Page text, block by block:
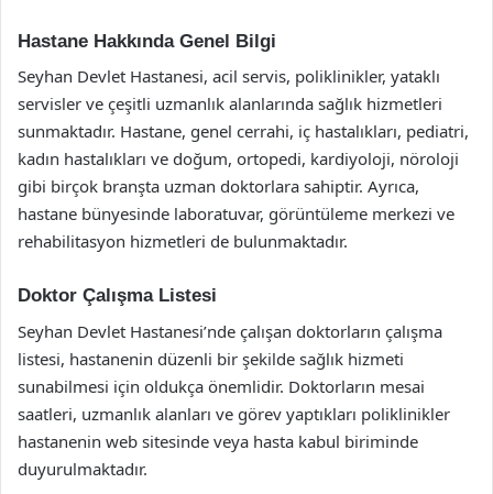
Hastane Hakkında Genel Bilgi
Seyhan Devlet Hastanesi, acil servis, poliklinikler, yataklı
servisler ve çeşitli uzmanlık alanlarında sağlık hizmetleri
sunmaktadır. Hastane, genel cerrahi, iç hastalıkları, pediatri,
kadın hastalıkları ve doğum, ortopedi, kardiyoloji, nöroloji
gibi birçok branşta uzman doktorlara sahiptir. Ayrıca,
hastane bünyesinde laboratuvar, görüntüleme merkezi ve
rehabilitasyon hizmetleri de bulunmaktadır.
Doktor Çalışma Listesi
Seyhan Devlet Hastanesi’nde çalışan doktorların çalışma
listesi, hastanenin düzenli bir şekilde sağlık hizmeti
sunabilmesi için oldukça önemlidir. Doktorların mesai
saatleri, uzmanlık alanları ve görev yaptıkları poliklinikler
hastanenin web sitesinde veya hasta kabul biriminde
duyurulmaktadır.